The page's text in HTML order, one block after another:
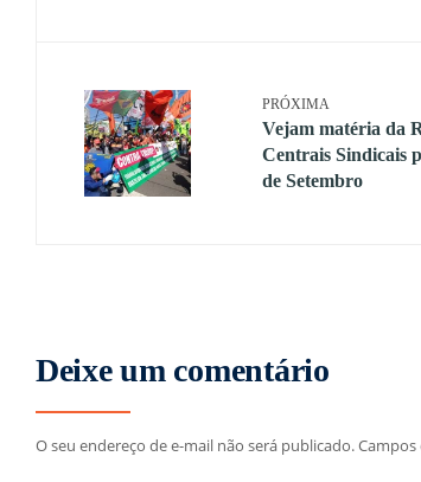
PRÓXIMA
Vejam matéria da
Centrais Sindicais
de Setembro
Deixe um comentário
O seu endereço de e-mail não será publicado.